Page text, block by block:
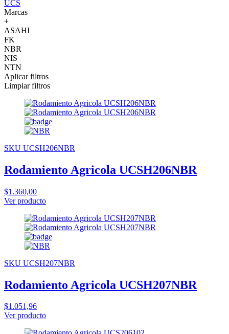
UCS
Marcas
+
ASAHI
FK
NBR
NIS
NTN
Aplicar filtros
Limpiar filtros
SKU UCSH206NBR
Rodamiento Agricola UCSH206NBR
$1.360,00
Ver producto
SKU UCSH207NBR
Rodamiento Agricola UCSH207NBR
$1.051,96
Ver producto